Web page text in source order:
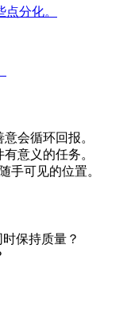
分化。
会循环回报。
意义的任务。
手可见的位置。
保持质量？